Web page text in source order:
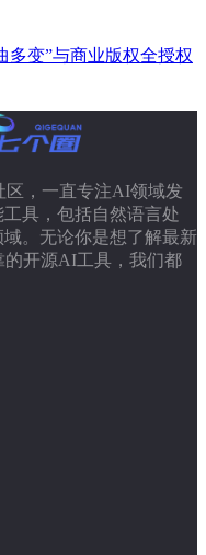
多变”与商业版权全授权
，一直专注AI领域发
具，包括自然语言处
。无论你是想了解最新
开源AI工具，我们都